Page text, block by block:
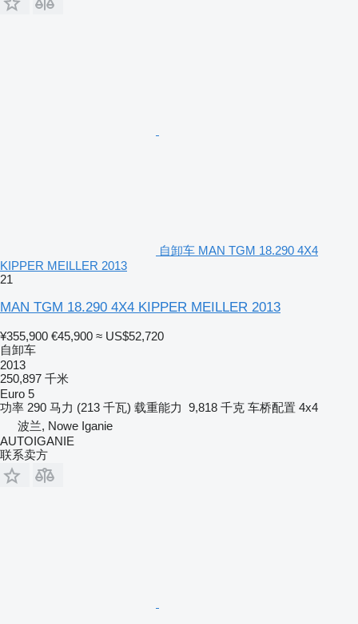
自卸车 MAN TGM 18.290 4X4
KIPPER MEILLER 2013
21
MAN TGM 18.290 4X4 KIPPER MEILLER 2013
¥355,900 €45,900 ≈ US$52,720
自卸车
2013
250,897 千米
Euro 5
功率 290 马力 (213 千瓦) 载重能力 9,818 千克 车桥配置 4x4
波兰, Nowe Iganie
AUTOIGANIE
联系卖方